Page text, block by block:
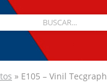
» E105 – Vinil Tecgraph